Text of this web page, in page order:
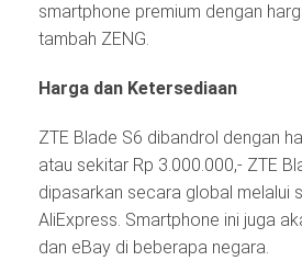
smartphone premium dengan
tambah ZENG.
Harga dan Ketersediaan
ZTE Blade S6 dibandrol dengan
atau sekitar Rp 3.000.000,- ZTE
dipasarkan secara global melalui
AliExpress. Smartphone ini juga
dan eBay di beberapa negara.